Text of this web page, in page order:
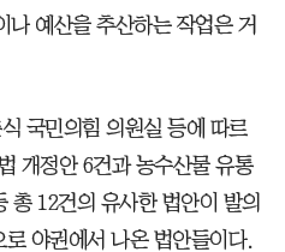
나 예산을 추산하는 작업은 거
국민의힘 의원실 등에 따르
개정안 6건과 농수산물 유통
총 12건의 유사한 법안이 발의
야권에서 나온 법안들이다.